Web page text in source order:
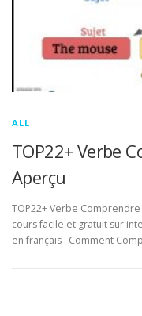
ALL
TOP22+ Verbe
Aperçu
TOP22+ Verbe
cours facile et gratuit sur
en français : Comment